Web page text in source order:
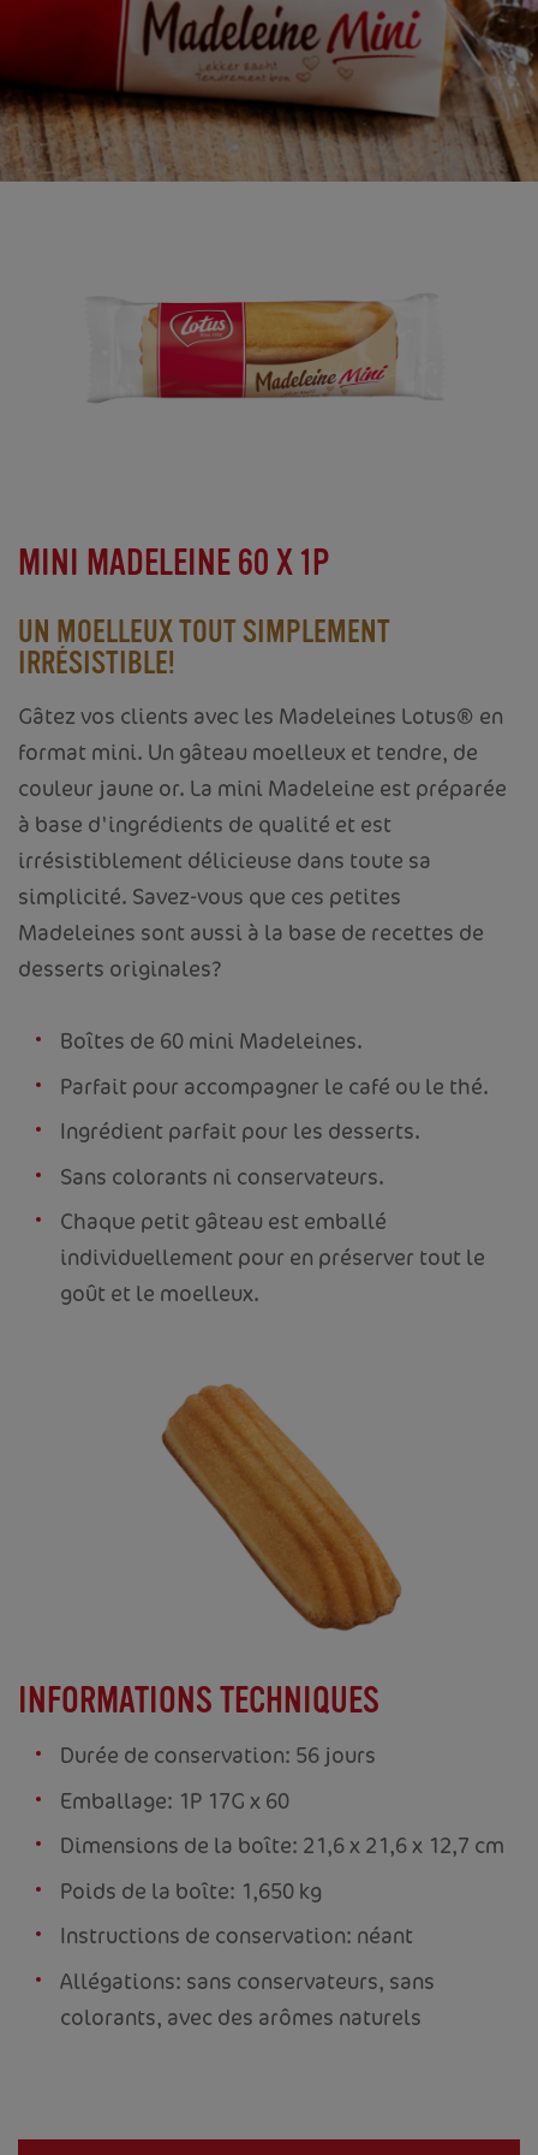
MINI MADELEINE 60 X 1P
UN MOELLEUX TOUT SIMPLEMENT
IRRÉSISTIBLE!
Gâtez vos clients avec les Madeleines Lotus® en
format mini. Un gâteau moelleux et tendre, de
couleur jaune or. La mini Madeleine est préparée
à base d'ingrédients de qualité et est
irrésistiblement délicieuse dans toute sa
simplicité. Savez-vous que ces petites
Madeleines sont aussi à la base de recettes de
desserts originales?
Boîtes de 60 mini Madeleines.
Parfait pour accompagner le café ou le thé.
Ingrédient parfait pour les desserts.
Sans colorants ni conservateurs.
Chaque petit gâteau est emballé
individuellement pour en préserver tout le
goût et le moelleux.
INFORMATIONS TECHNIQUES
Durée de conservation: 56 jours
Emballage: 1P 17G x 60
Dimensions de la boîte: 21,6 x 21,6 x 12,7 cm
Poids de la boîte: 1,650 kg
Instructions de conservation: néant
Allégations: sans conservateurs, sans
colorants, avec des arômes naturels